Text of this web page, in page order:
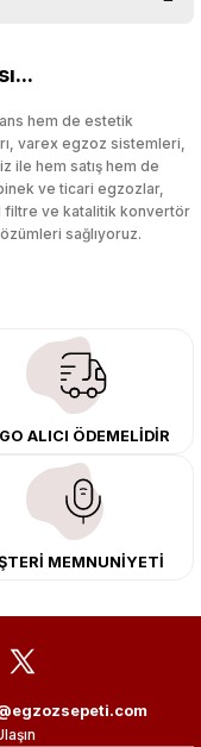
hem de estetik
varex egzoz sistemleri,
ile hem satış hem de
ve ticari egzozlar,
filtre ve katalitik konvertör
sağlıyoruz.
egzozları ve
aracınızın
İstanbul’daki montaj
her yerine güvenli
katmak için doğru
ALICI ÖDEMELİDİR
MEMNUNİYETİ